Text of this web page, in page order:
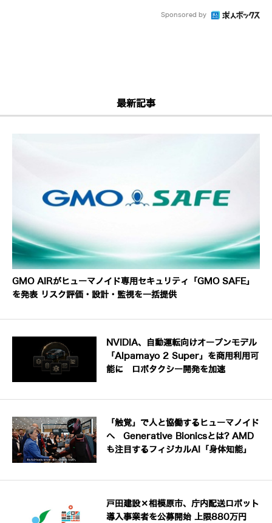
Sponsored by
最新記事
GMO AIRがヒューマノイド専用セキュリティ「GMO SAFE」
を発表 リスク評価・設計・監視を一括提供
NVIDIA、自動運転向けオープンモデル
「Alpamayo 2 Super」を商用利用可
能に ロボタクシー開発を加速
「触覚」で人と協働するヒューマノイド
へ Generative Bionicsとは? AMD
も注目するフィジカルAI「身体知能」
戸田建設×相模原市、庁内配送ロボット
導入事業者を公募開始 上限880万円